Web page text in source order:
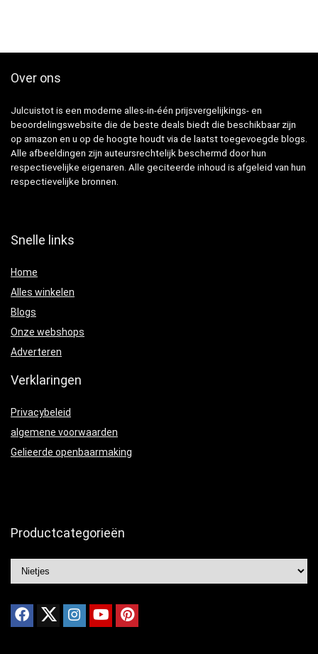
Over ons
Julcuistot is een moderne alles-in-één prijsvergelijkings- en
beoordelingswebsite die de beste deals biedt die beschikbaar zijn
op amazon en u op de hoogte houdt via de laatst toegevoegde blogs.
Alle afbeeldingen zijn auteursrechtelijk beschermd door hun
respectievelijke eigenaren. Alle geciteerde inhoud is afgeleid van hun
respectievelijke bronnen.
Snelle links
Home
Alles winkelen
Blogs
Onze webshops
Adverteren
Verklaringen
Privacybeleid
algemene voorwaarden
Gelieerde openbaarmaking
Productcategorieën